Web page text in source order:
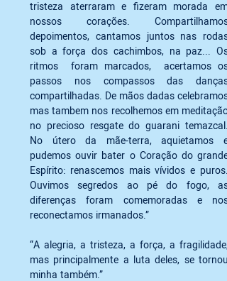
tristeza aterraram e fizeram morada em
nossos corações. Compartilhamos
depoimentos, cantamos juntos nas rodas
sob a força dos cachimbos, na paz... Os
ritmos  foram marcados,  acertamos os
passos nos compassos das danças
compartilhadas. De mãos dadas celebramos
mas tambem nos recolhemos em meditação
no precioso resgate do guarani temazcal.
No útero da mãe-terra, aquietamos e
pudemos ouvir bater o Coração do grande
Espírito: renascemos mais vívidos e puros.
Ouvimos segredos ao pé do fogo, as
diferenças foram comemoradas e nos
reconectamos irmanados.”
“A alegria, a tristeza, a força, a fragilidade,
mas principalmente a luta deles, se tornou
minha também.”